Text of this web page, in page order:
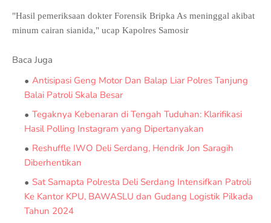
"Hasil pemeriksaan dokter Forensik Bripka As meninggal akibat
minum cairan sianida," ucap Kapolres Samosir
Baca Juga
Antisipasi Geng Motor Dan Balap Liar Polres Tanjung
Balai Patroli Skala Besar
Tegaknya Kebenaran di Tengah Tuduhan: Klarifikasi
Hasil Polling Instagram yang Dipertanyakan
Reshuffle IWO Deli Serdang, Hendrik Jon Saragih
Diberhentikan
Sat Samapta Polresta Deli Serdang Intensifkan Patroli
Ke Kantor KPU, BAWASLU dan Gudang Logistik Pilkada
Tahun 2024